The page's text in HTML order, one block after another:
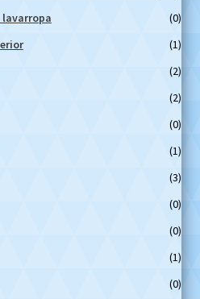
lavarropa
(0)
(1)
(2)
(2)
(0)
(1)
(3)
(0)
(0)
(1)
(0)